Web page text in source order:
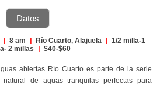
Datos
| 8 am | Río Cuarto, Alajuela | 1/2 milla-1
2 millas
| $40-$60
abiertas Río Cuarto es parte de la serie
natural de aguas tranquilas perfectas para